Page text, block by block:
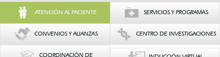
ATENCIÓN AL PACIENTE SERVICIOS Y PROGRAMAS
CONVENIOS Y ALIANZAS CENTRO DE INVESTIGACIONES
COORDINACIÓN DE